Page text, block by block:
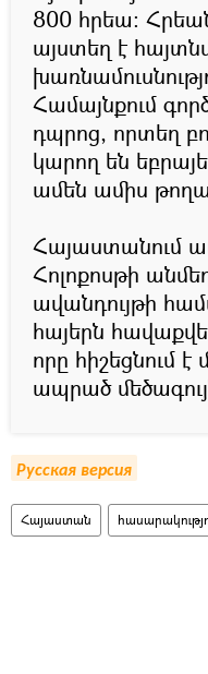
800 հրեա:
այստեղ է
Համայնքում
դպրոց, որտեղ
կարող են
ամեն ամիս
Հայաստանում
Հոլոքոսթի
ավանդույթի
հայերն
որը հիշեցնում է
ապրած
Русская версия
Հայաստան